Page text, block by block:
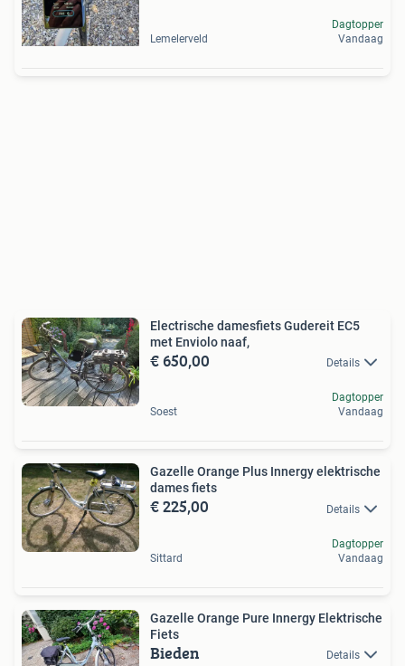
Lemelerveld
Dagtopper
Vandaag
Electrische damesfiets Gudereit EC5
met Enviolo naaf,
€ 650,00 Details
Soest
Dagtopper
Vandaag
Gazelle Orange Plus Innergy elektrische
dames fiets
€ 225,00 Details
Sittard
Dagtopper
Vandaag
Gazelle Orange Pure Innergy Elektrische
Fiets
Bieden Details